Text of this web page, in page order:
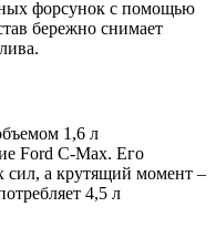
форсунок с помощью
бережно снимает
1,6 л
Ford C-Max. Его
сил, а крутящий момент –
4,5 л